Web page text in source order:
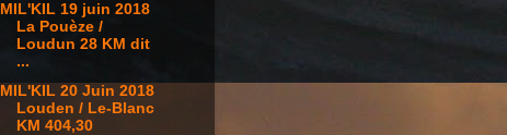
MIL'KIL 19 juin 2018
La Pouèze /
Loudun 28 KM dit
...
MIL'KIL 20 Juin 2018
Louden / Le-Blanc
KM 404,30